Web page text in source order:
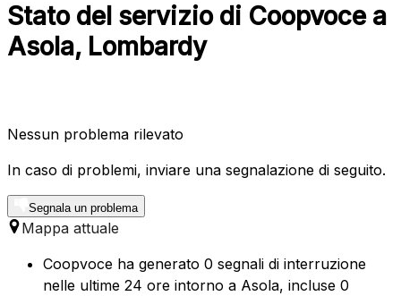
Stato del servizio di Coopvoce a
Asola, Lombardy
Nessun problema rilevato
In caso di problemi, inviare una segnalazione di seguito.
Segnala un problema
Mappa attuale
Coopvoce ha generato 0 segnali di interruzione
nelle ultime 24 ore intorno a Asola, incluse 0